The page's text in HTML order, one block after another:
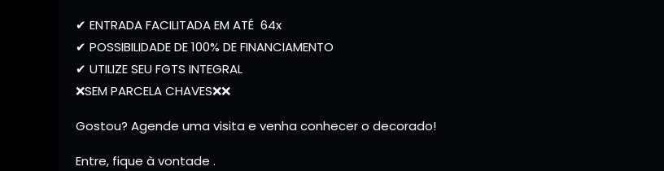
✔ ENTRADA FACILITADA EM ATÉ 64x
✔ POSSIBILIDADE DE 100% DE FINANCIAMENTO
✔ UTILIZE SEU FGTS INTEGRAL
❌SEM PARCELA CHAVES❌❌
Gostou? Agende uma visita e venha conhecer o decorado!
Entre, fique à vontade .